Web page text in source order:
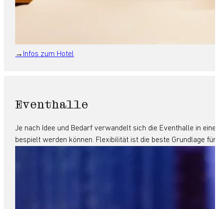
Infos zum Hotel
Eventhalle
Je nach Idee und Bedarf verwandelt sich die Eventhalle in
bespielt werden können. Flexibilität ist die beste Grundlage